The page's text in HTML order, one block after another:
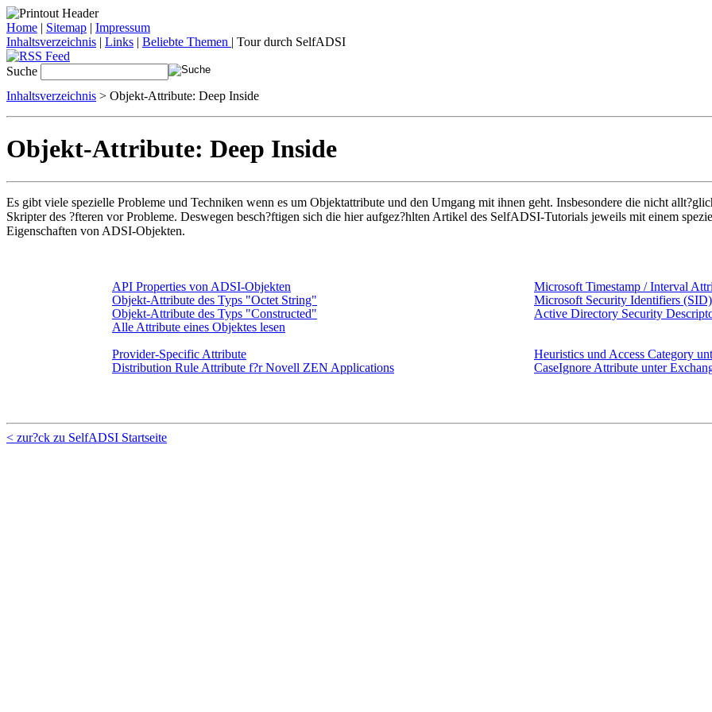
Home | Sitemap | Impressum
Inhaltsverzeichnis | Links | Beliebte Themen | Tour durch SelfADSI
Suche
Inhaltsverzeichnis > Objekt-Attribute: Deep Inside
Objekt-Attribute: Deep Inside
Es gibt viele spezielle Probleme und Techniken wenn es um Objektattribute und den Umgang mit ihnen geht. Insbesondere die nicht
Skripter des ?fteren vor Probleme. Deswegen besch?ftigen sich die hier aufgez?hlten Artikel des SelfADSI-Tutorials jeweils mit einem
Eigenschaften von ADSI-Objekten.
API Properties von ADSI-Objekten
Microsoft Timestamp / Interval
Objekt-Attribute des Typs "Octet String"
Microsoft Security Identifiers
Objekt-Attribute des Typs "Constructed"
Active Directory Security
Alle Attribute eines Objektes lesen
Provider-Specific Attribute
Heuristics und Access Category
Distribution Rule Attribute f?r Novell ZEN Applications
CaseIgnore Attribute unter
< zur?ck zu SelfADSI Startseite